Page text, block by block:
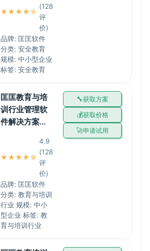
★★★★☆
(128
评
价)
品牌: 匡匡软件
分类: 安全教育
规模: 中小型企业
标签: 安全教育
匡匡教育与培
训行业管理软
件解决方案…
★★★★☆
4.9
(128
评
价)
品牌: 匡匡软件
分类: 教育与培训
行业 规模: 中小
型企业 标签: 教
育与培训行业
获取方案
获取价格
申请试用